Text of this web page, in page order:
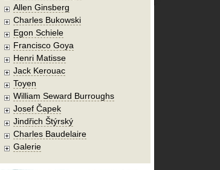
Allen Ginsberg
Charles Bukowski
Egon Schiele
Francisco Goya
Henri Matisse
Jack Kerouac
Toyen
William Seward Burroughs
Josef Čapek
Jindřich Štýrský
Charles Baudelaire
Galerie